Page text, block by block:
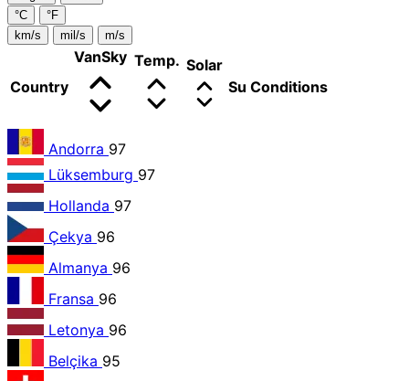
°C
°F
km/s
mil/s m/s
Country
VanSky Temp. Solar
Su Conditions
Andorra 97
Lüksemburg 97
Hollanda 97
Çekya 96
Almanya 96
Fransa 96
Letonya 96
Belçika 95